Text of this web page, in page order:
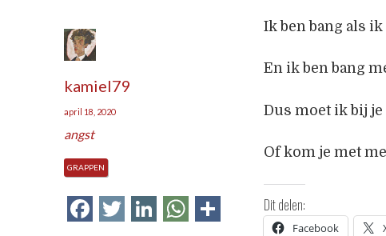
kamiel79
april 18, 2020
angst
GRAPPEN
Facebook
Twitter
LinkedInWhatsApp
Delen
Ik ben bang als
En ik ben bang
Dus moet ik bij je
Of kom je met
Dit delen:
Facebook